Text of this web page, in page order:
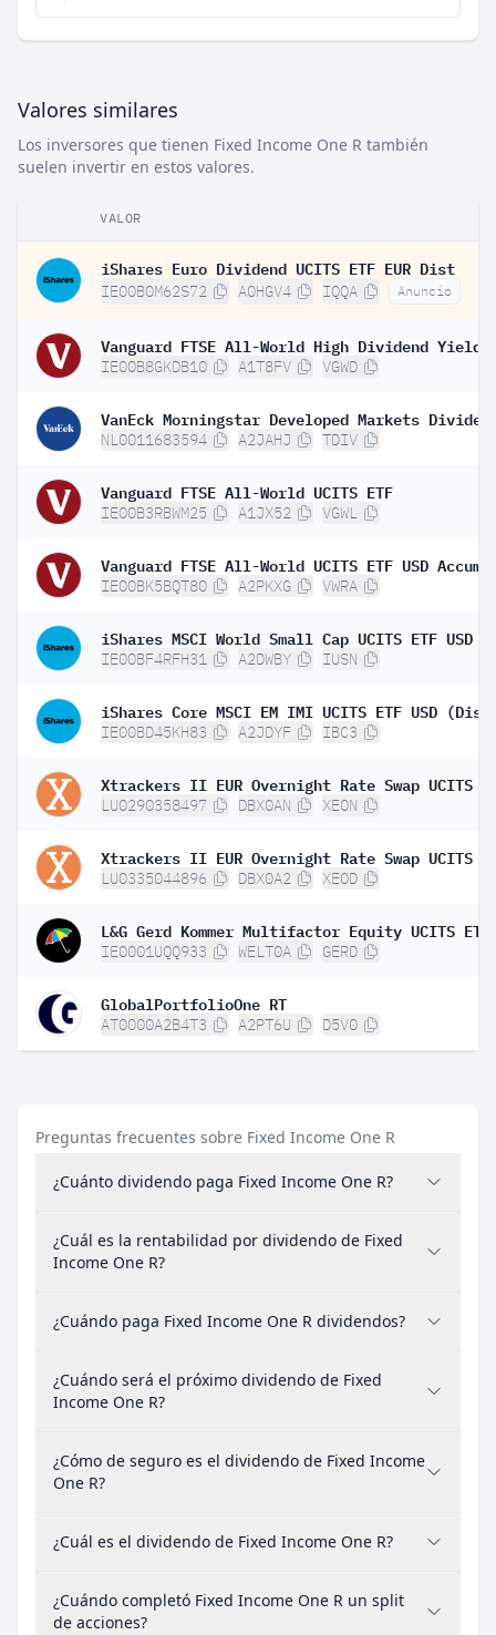
Valores similares
Los inversores que tienen Fixed Income One R también
suelen invertir en estos valores.
VALOR
iShares Euro Dividend UCITS ETF EUR Dist
IE00B0M62S72 A0HGV4 IQQA Anuncio
IE00B8GKDB10 A1T8FV VGWD
NL0011683594 A2JAHJ TDIV
Vanguard FTSE All-World UCITS ETF
IE00B3RBWM25 A1JX52 VGWL
IE00BK5BQT80 A2PKXG VWRA
iShares MSCI World Small Cap UCITS ETF USD
IE00BF4RFH31 A2DWBY IUSN
iShares Core MSCI EM IMI UCITS ETF USD
IE00BD45KH83 A2JDYF IBC3
LU0290358497 DBX0AN XEON
LU0335044896 DBX0A2 XEOD
IE0001UQQ933 WELT0A GERD
GlobalPortfolioOne RT
AT0000A2B4T3 A2PT6U D5V0
Preguntas frecuentes sobre Fixed Income One R
¿Cuánto dividendo paga Fixed Income One R?
¿Cuál es la rentabilidad por dividendo de Fixed
Income One R?
¿Cuándo paga Fixed Income One R dividendos?
¿Cuándo será el próximo dividendo de Fixed
Income One R?
¿Cómo de seguro es el dividendo de Fixed Income
One R?
¿Cuál es el dividendo de Fixed Income One R?
¿Cuándo completó Fixed Income One R un split
de acciones?